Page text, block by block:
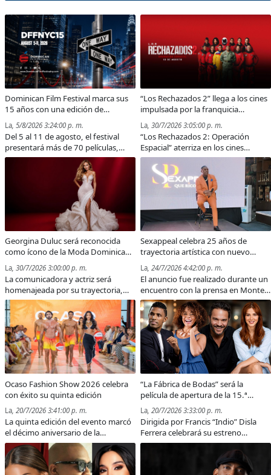
Entretenimiento
Dominican Film Festival marca sus
15 años con una edición de
estrenos, competencias y nuevas
voces
La, 5/8/2026 3:24:00 p. m.
Del 5 al 11 de agosto, el festival
presentará más de 70 películas,
entre estrenos mundiales e
“Los Rechazados 2” llega a los cines
impulsada por la franquicia
dominicana más taquillera del 2025
La, 30/7/2026 3:05:00 p. m.
“Los Rechazados 2: Operación
Espacial” aterriza en los cines
dominicanos el próximo 13 de
agosto con una misión que
promete llevar la comedia nacional
a otra escala.
Georgina Duluc será reconocida
como ícono de la Moda Dominicana
en los Premios a la Moda
Dominicana 2026
La, 30/7/2026 3:00:00 p. m.
La comunicadora y actriz será
homenajeada por su trayectoria,
elegancia e influencia en la industria
de la moda nacional.
Sexappeal celebra 25 años de
trayectoria artística con nuevo
álbum, renovación de su equipo y
conciertos conmemorativos
La, 24/7/2026 4:42:00 p. m.
El anuncio fue realizado durante un
encuentro con la prensa en Monte
Cristo.
Ocaso Fashion Show 2026 celebra
con éxito su quinta edición
La, 20/7/2026 3:41:00 p. m.
La quinta edición del evento marcó
el décimo aniversario de la
plataforma y anunció su expansión
hacia Puerto Rico y otros mercados
internacionales.
“La Fábrica de Bodas” será la
película de apertura de la 15.ª
edición del Dominican Film Festival
in New York
La, 20/7/2026 3:33:00 p. m.
Dirigida por Francis “Indio” Disla
Ferrera celebrará su estreno
mundial el 5 de agosto en el United